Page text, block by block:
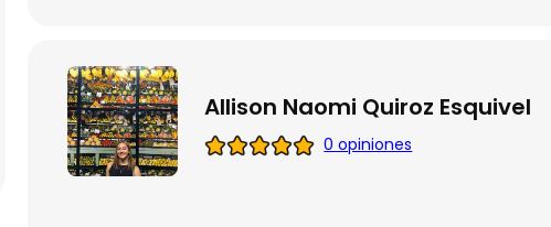
Allison Naomi Quiroz Esquivel
0 opiniones